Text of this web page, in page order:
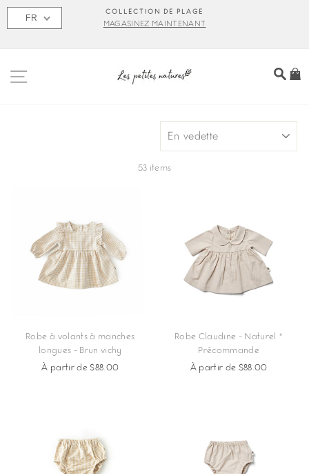
Passer
COLLECTION DE PLAGE
MAGASINEZ MAINTENANT
53 items
Robe à volants à manches
longues - Brun vichy
À partir de $88.00
Robe Claudine - Naturel *
Précommande
À partir de $88.00
FR